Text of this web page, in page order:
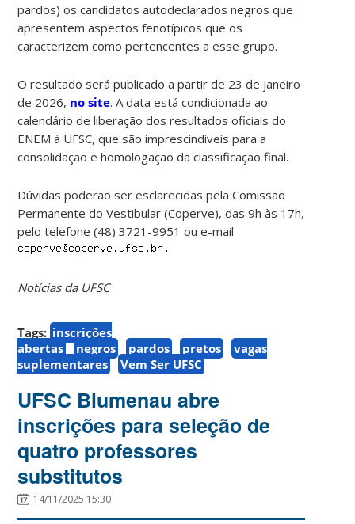
pardos) os candidatos autodeclarados negros que
apresentem aspectos fenotípicos que os
caracterizem como pertencentes a esse grupo.
O resultado será publicado a partir de 23 de janeiro
de 2026, no site. A data está condicionada ao
calendário de liberação dos resultados oficiais do
ENEM à UFSC, que são imprescindíveis para a
consolidação e homologação da classificação final.
Dúvidas poderão ser esclarecidas pela Comissão
Permanente do Vestibular (Coperve), das 9h às 17h,
pelo telefone (48) 3721-9951 ou e-mail
Notícias da UFSC
Tags: inscrições
abertas
negros pardos pretos
vagas
suplementares
Vem Ser UFSC
UFSC Blumenau abre
inscrições para seleção de
quatro professores
substitutos
14/11/2025 15:30